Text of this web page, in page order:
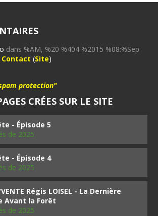
dans %AM, %20 %404 %2015 %08:%Sep
Contact (Site)
protection"
CRÉES SUR LE SITE
- Épisode 5
de 2025
- Épisode 4
de 2025
Régis LOISEL - La Dernière
Avant la Forêt
de 2025